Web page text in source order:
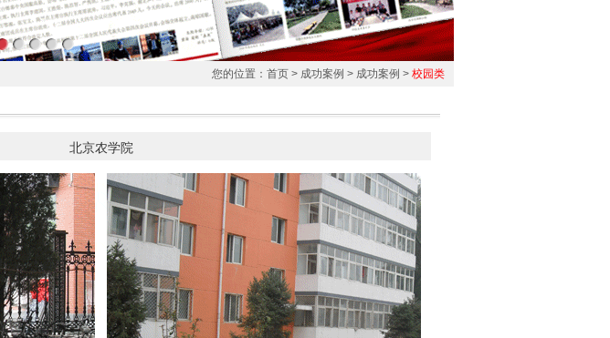
您的位置： 首页 > 成功案例 > 成功案例 > 校园类
北京农学院